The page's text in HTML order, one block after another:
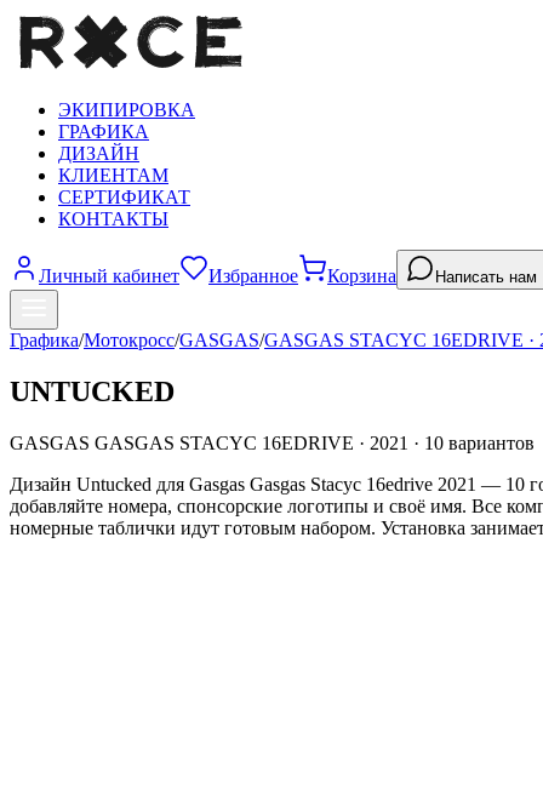
ЭКИПИРОВКА
ГРАФИКА
ДИЗАЙН
КЛИЕНТАМ
СЕРТИФИКАТ
КОНТАКТЫ
Личный кабинет Избранное Корзина Написать нам
Графика/Мотокросс/GASGAS/GASGAS STACYC 16EDRIVE ·
UNTUCKED
GASGAS GASGAS STACYC 16EDRIVE · 2021 · 10 вариантов
Дизайн Untucked для Gasgas Gasgas Stacyc 16edrive 2021 — 10
добавляйте номера, спонсорские логотипы и своё имя. Все
номерные таблички идут готовым набором. Установка